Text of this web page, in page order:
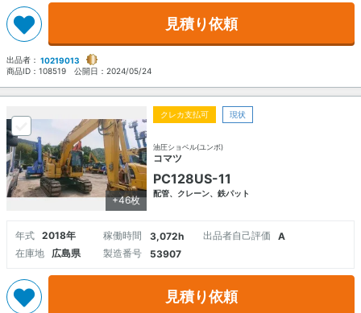
見積り依頼
出品者： 10219013
商品ID： 108519 公開日： 2024/05/24
+46枚
クレカ支払可 現状
油圧ショベル(ユンボ)
コマツ
PC128US-11
配管、クレーン、鉄パット
年式 2018年 稼働時間 3,072h 出品者自己評価
A
在庫地
広島県 製造番号 53907
見積り依頼